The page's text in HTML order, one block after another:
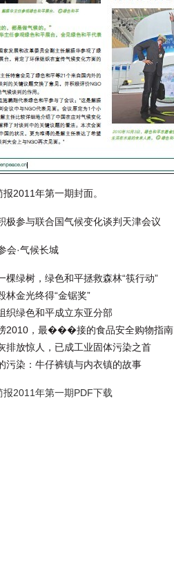
2011年第一期封面。
极参与联合国气候变化谈判天津会议
会·气候长城
棵绿树，绿色和平拯救森林“筷行动”
林金光终得“金锯奖”
织绿色和平成立东亚分部
2010，最���接的食品安全购物指南
排放惊人，已成工业固体污染之首
污染：牛仔裤镇与内衣镇的故事
报2011年第一期PDF下载